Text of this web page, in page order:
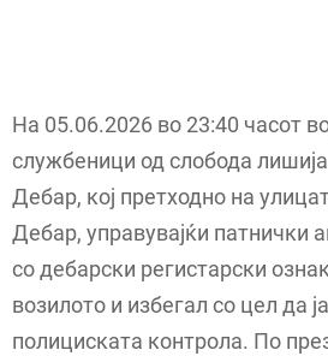
На 05.06.2026 во 23:40 часот
службеници од слобода
Дебар, кој претходно на
Дебар, управувајќи патнички
со дебарски регистарски
возилото и избегал со цел да
полициската контрола. По